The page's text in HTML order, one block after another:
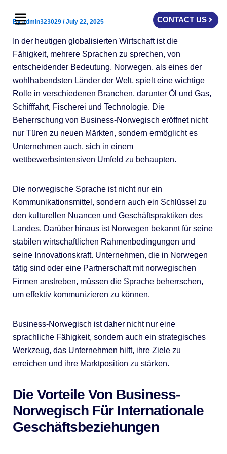
Menu CONTACT US
Byadmin323029 /July 22, 2025
In der heutigen globalisierten Wirtschaft ist die
Fähigkeit, mehrere Sprachen zu sprechen, von
entscheidender Bedeutung. Norwegen, als eines der
wohlhabendsten Länder der Welt, spielt eine wichtige
Rolle in verschiedenen Branchen, darunter Öl und Gas,
Schifffahrt, Fischerei und Technologie. Die
Beherrschung von Business-Norwegisch eröffnet nicht
nur Türen zu neuen Märkten, sondern ermöglicht es
Unternehmen auch, sich in einem
wettbewerbsintensiven Umfeld zu behaupten.
Die norwegische Sprache ist nicht nur ein
Kommunikationsmittel, sondern auch ein Schlüssel zu
den kulturellen Nuancen und Geschäftspraktiken des
Landes. Darüber hinaus ist Norwegen bekannt für seine
stabilen wirtschaftlichen Rahmenbedingungen und
seine Innovationskraft. Unternehmen, die in Norwegen
tätig sind oder eine Partnerschaft mit norwegischen
Firmen anstreben, müssen die Sprache beherrschen,
um effektiv kommunizieren zu können.
Business-Norwegisch ist daher nicht nur eine
sprachliche Fähigkeit, sondern auch ein strategisches
Werkzeug, das Unternehmen hilft, ihre Ziele zu
erreichen und ihre Marktposition zu stärken.
Die Vorteile Von Business-
Norwegisch Für Internationale
Geschäftsbeziehungen